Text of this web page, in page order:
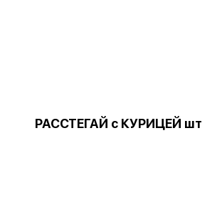
РАССТЕГАЙ с КУРИЦЕЙ шт